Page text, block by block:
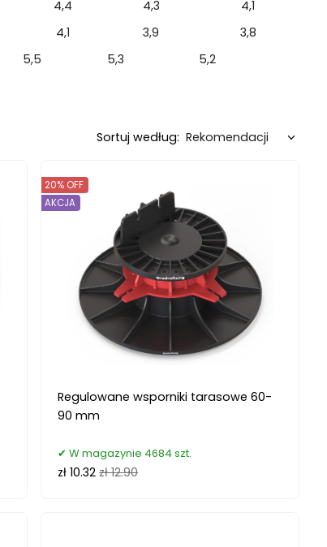
4,4 4,3
4,1
4,1 3,9
3,8
5,5 5,3 5,2
Sortuj według:
Regulowane wsporniki tarasowe 60-
90 mm
20% OFF
AKCJA
W magazynie 4684 szt.
zł 10.32 zł 12.90